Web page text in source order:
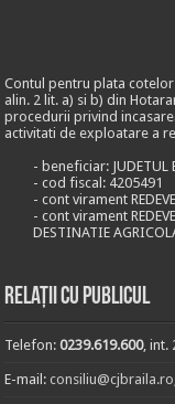
Contul pentru plata
alin. 2 lit. a) si b) din
procedurii privind
activitati de exploatare a
- beneficiar: JUDETUL
- cod fiscal: 4205491
- cont virament
- cont virament
DESTINATIE
Relații cu publicul
Telefon:0239.619.600, int.
E-mail:consiliu@cjbraila.ro